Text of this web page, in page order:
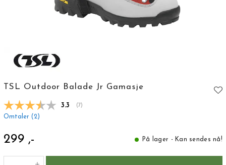
TSL Outdoor Balade Jr Gamasje
Gjennomsnittskarakter:
3.3 (stemmer:
7)
Omtaler (2)
299 ,- På lager - Kan sendes nå!